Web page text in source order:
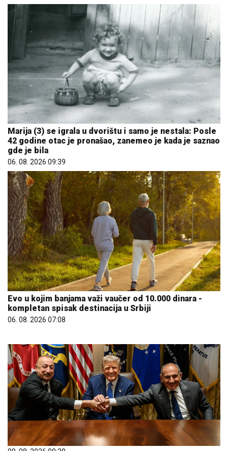
Marija (3) se igrala u dvorištu i samo je nestala: Posle
42 godine otac je pronašao, zanemeo je kada je saznao
gde je bila
06. 08. 2026 09:39
Evo u kojim banjama važi vaučer od 10.000 dinara -
kompletan spisak destinacija u Srbiji
06. 08. 2026 07:08